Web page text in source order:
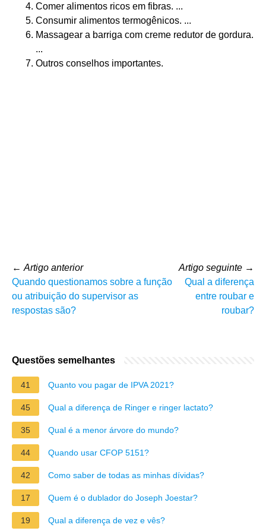
Comer alimentos ricos em fibras. ...
Consumir alimentos termogênicos. ...
Massagear a barriga com creme redutor de gordura.
...
Outros conselhos importantes.
← Artigo anterior
Quando questionamos sobre a função
ou atribuição do supervisor as
respostas são?
Artigo seguinte →
Qual a diferença
entre roubar e
roubar?
Questões semelhantes
41 Quanto vou pagar de IPVA 2021?
45 Qual a diferença de Ringer e ringer lactato?
35 Qual é a menor árvore do mundo?
44 Quando usar CFOP 5151?
42 Como saber de todas as minhas dívidas?
17 Quem é o dublador do Joseph Joestar?
19 Qual a diferença de vez e vês?